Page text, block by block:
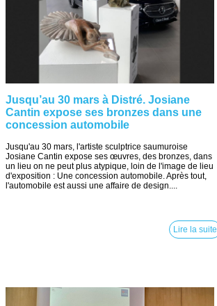
Jusqu’au 30 mars à Distré. Josiane
Cantin expose ses bronzes dans une
concession automobile
Jusqu'au 30 mars, l'artiste sculptrice saumuroise
Josiane Cantin expose ses œuvres, des bronzes, dans
un lieu on ne peut plus atypique, loin de l'image de lieu
d'exposition : Une concession automobile. Après tout,
l'automobile est aussi une affaire de design....
Lire la suite